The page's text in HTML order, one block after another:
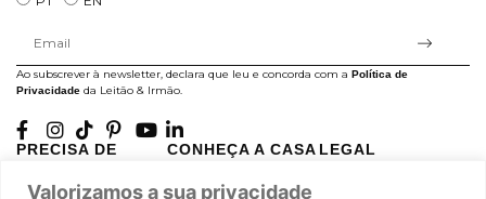
Valorizamos a sua privacidade
Ao subscrever à newsletter, declara que leu e concorda com a Política de
Privacidade da Leitão & Irmão.
PRECISA DE
A minha conta
CONHEÇA A CASA
História
LEGAL